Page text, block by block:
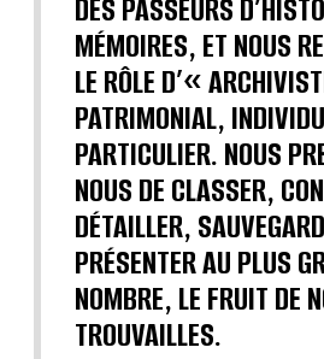
DES PASSEURS
MÉMOIRES, ET NOUS
LE RÔLE D’«
PATRIMONIAL,
PARTICULIER. NOUS
NOUS DE CLASSER,
DÉTAILLER,
PRÉSENTER AU PLUS
NOMBRE, LE FRUIT DE
TROUVAILLES.